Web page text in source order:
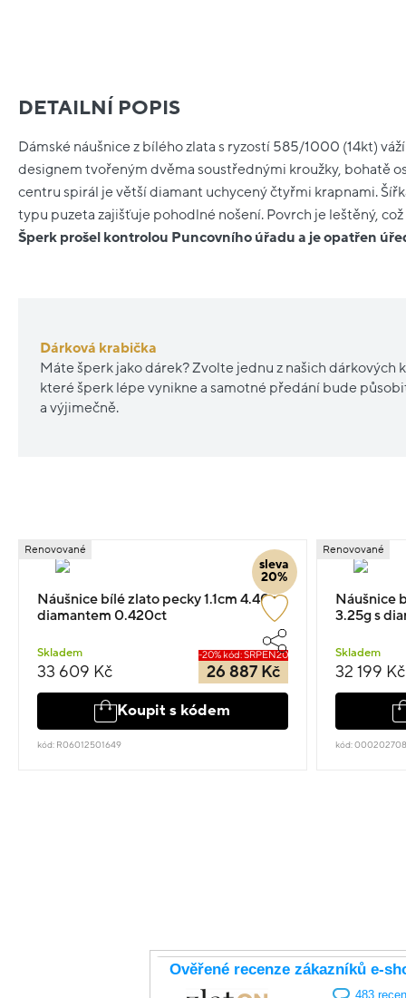
DETAILNÍ POPIS
Dámské náušnice z bílého zlata s ryzostí 585/1000 (14kt)
designem tvořeným dvěma soustřednými kroužky, bohatě
centru spirál je větší diamant uchycený čtyřmi krapnami.
typu puzeta zajišťuje pohodlné nošení. Povrch je leštěný,
Šperk prošel kontrolou Puncovního úřadu a je opatřen
Dárková krabička
Máte šperk jako dárek? Zvolte jednu z našich dárkových
které šperk lépe vynikne a samotné předání bude
a výjimečně.
sleva
20%
Renovované
Náušnice bílé zlato pecky 1.1cm 4.40g s
diamantem 0.420ct
Skladem
33 609 Kč
-20% kód: SRPEN20
26 887 Kč
Koupit s kódem
kód: R06012501649
Renovované
Náušnice
3.25g s
Skladem
32 199 Kč
kód: